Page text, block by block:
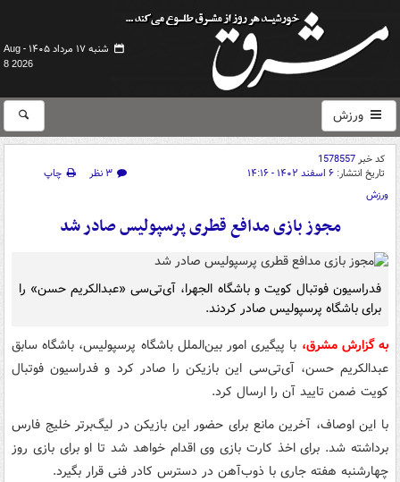
شنبه ۱۷ مرداد ۱۴۰۵ -
Aug
8 2026
ورزش
کد خبر1578557
تاریخ انتشار: ۶ اسفند ۱۴۰۲ - ۱۴:۱۶ ۳ نظر
چاپ
ورزش
مجوز بازی مدافع قطری پرسپولیس صادر شد
فدراسیون فوتبال کویت و باشگاه الجهرا، آی‌تی‌سی «عبدالکریم حسن» را
برای باشگاه پرسپولیس صادر کردند.
به گزارش مشرق، با پیگیری امور بین‌الملل باشگاه پرسپولیس، باشگاه سابق
عبدالکریم حسن، آی‌تی‌سی این بازیکن را صادر کرد و فدراسیون فوتبال
کویت ضمن تایید آن را ارسال کرد.
با این اوصاف، آخرین مانع برای حضور این بازیکن در لیگ‌برتر خلیج فارس
برداشته شد. برای اخذ کارت بازی وی اقدام خواهد شد تا او برای بازی روز
چهارشنبه هفته جاری با ذوب‌آهن در دسترس کادر فنی قرار بگیرد.